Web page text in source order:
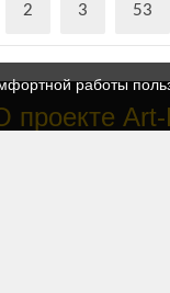
2 3 53
проекте
работы